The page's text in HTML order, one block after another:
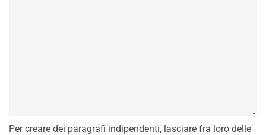
Per creare dei paragrafi indipendenti, lasciare fra loro delle